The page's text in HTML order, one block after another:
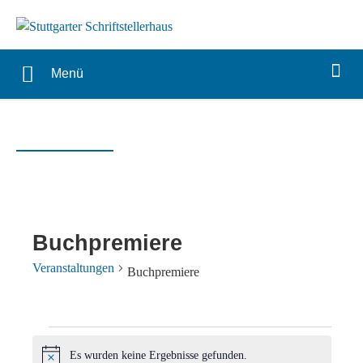
Menü
Buchpremiere
Veranstaltungen Buchpremiere
Veranstaltungen
Es wurden keine Ergebnisse gefunden.